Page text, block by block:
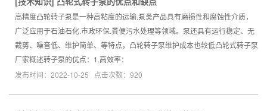
高精度凸轮转子泵是一种高粘度的运输.泵类产品具有磨损性和腐蚀性介质，
广泛应用于石油石化.市政环保.粪便污水处理等领域。泵还具有运行稳定、无
裁剪、噪音低、维护简单、等特点，凸轮转子泵维护成本也较低凸轮式转子泵
厂家概述转子泵的优点：1.高效率：
发布时间：2022-10-25 点击次数：920